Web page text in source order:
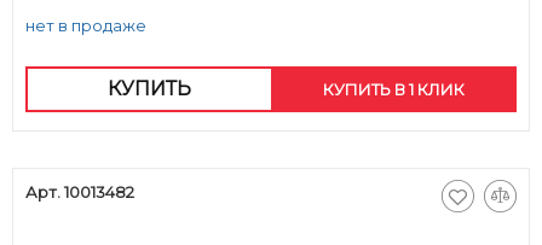
нет в продаже
КУПИТЬ КУПИТЬ В 1 КЛИК
Арт. 10013482